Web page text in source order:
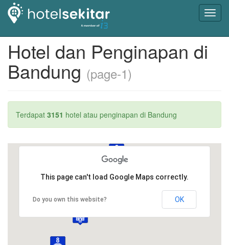
Hotel dan Penginapan di
Bandung (page-1)
Terdapat 3151 hotel atau penginapan di Bandung
This page can't load Google Maps correctly.
Do you own this website? OK